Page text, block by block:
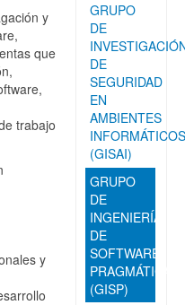
GRUPO
DE
DE
SEGURIDAD
EN
AMBIENTES
INFORMÁTICOS
(GISAI)
GRUPO
DE
INGENIERÍA
DE
SOFTWARE
PRAGMÁTICA
(GISP)
y
que
trabajo
y